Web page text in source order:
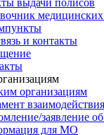
выдачи полисов
медицинских
и контакты
организациям
взаимодействия
заявление
для МО